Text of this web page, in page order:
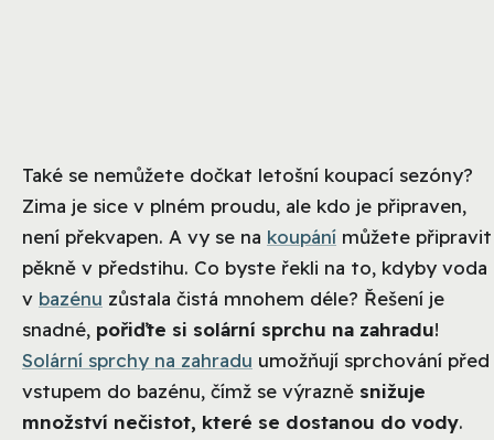
Také se nemůžete dočkat letošní koupací sezóny?
Zima je sice v plném proudu, ale kdo je připraven,
není překvapen. A vy se na koupání můžete připravit
pěkně v předstihu. Co byste řekli na to, kdyby voda
v bazénu zůstala čistá mnohem déle? Řešení je
snadné, pořiďte si solární sprchu na zahradu!
Solární sprchy na zahradu umožňují sprchování před
vstupem do bazénu, čímž se výrazně snižuje
množství nečistot, které se dostanou do vody.